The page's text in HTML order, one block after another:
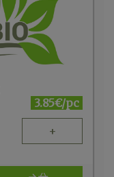
3.85€/pc
+